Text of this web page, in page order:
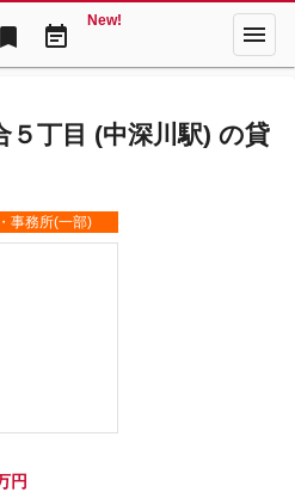
bookmark event_note
New! menu
５丁目 (中深川駅) の貸
事務所(一部)
円